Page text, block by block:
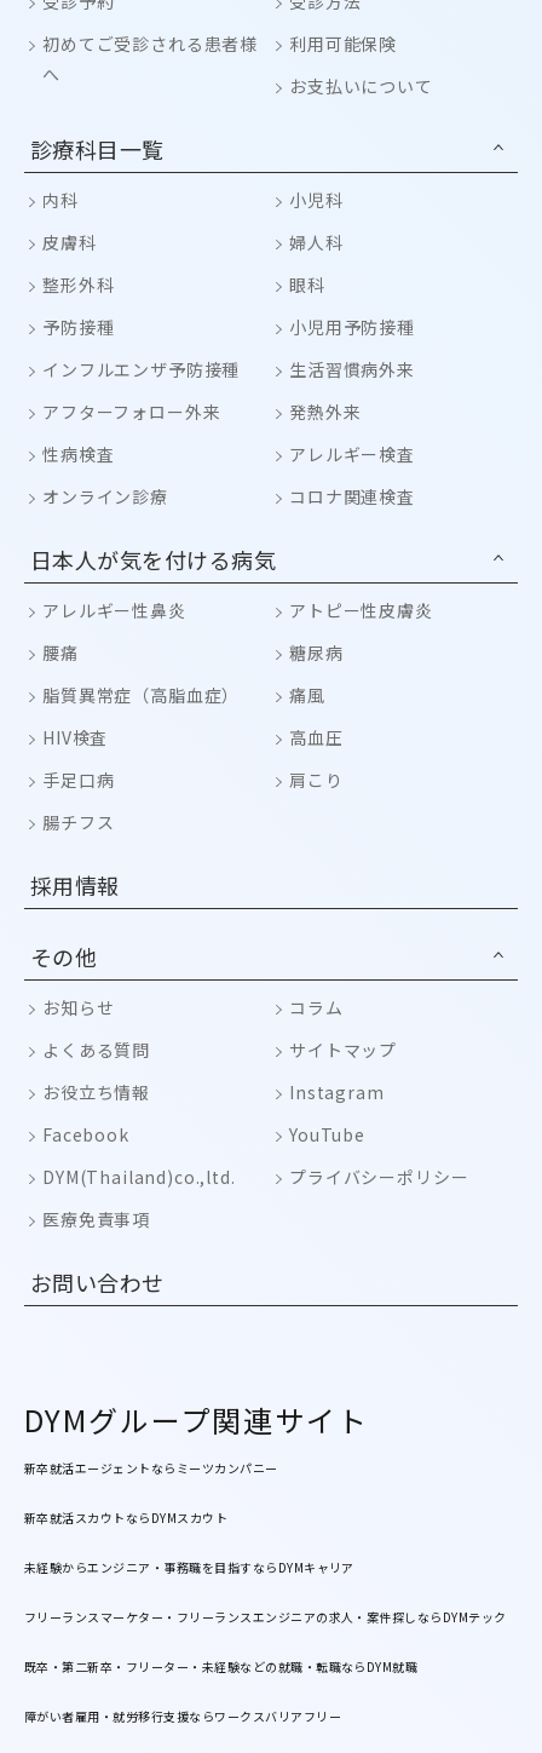
初めてご受診される患者様
へ
利用可能保険
お支払いについて
診療科目一覧
内科
小児科
皮膚科
婦人科
整形外科
眼科
予防接種
小児用予防接種
インフルエンザ予防接種
生活習慣病外来
アフターフォロー外来
発熱外来
性病検査
アレルギー検査
オンライン診療
コロナ関連検査
日本人が気を付ける病気
アレルギー性鼻炎
アトピー性皮膚炎
腰痛
糖尿病
脂質異常症（高脂血症）
痛風
HIV検査
高血圧
手足口病
肩こり
腸チフス
採用情報
その他
お知らせ
コラム
よくある質問
サイトマップ
お役立ち情報
Instagram
Facebook
YouTube
DYM(Thailand)co.,ltd.
プライバシーポリシー
医療免責事項
お問い合わせ
DYMグループ関連サイト
新卒就活エージェントならミーツカンパニー
新卒就活スカウトならDYMスカウト
未経験からエンジニア・事務職を目指すならDYMキャリア
フリーランスマーケター・フリーランスエンジニアの求人・案件探しならDYMテック
既卒・第二新卒・フリーター・未経験などの就職・転職ならDYM就職
障がい者雇用・就労移行支援ならワークスバリアフリー